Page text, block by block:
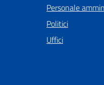
Personale
Politici
Uffici